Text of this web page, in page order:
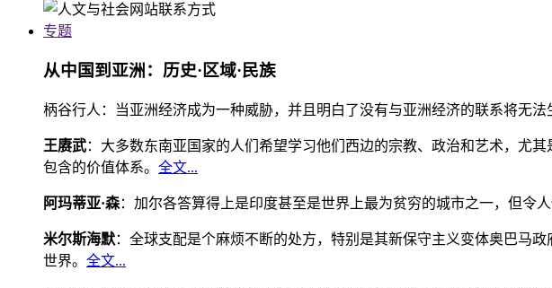
专题
从中国到亚洲：历史·区域·民族
柄谷行人：当亚洲经济成为一种威胁，并且明白了没有与亚洲经济的联系将无法
王赓武：大多数东南亚国家的人们希望学习他们西边的宗教、政治和艺术，尤
包含的价值体系。 全文...
阿玛蒂亚·森：加尔各答算得上是印度甚至是世界上最为贫穷的城市之一，但令
米尔斯海默：全球支配是个麻烦不断的处方，特别是其新保守主义变体奥巴马
世界。 全文...